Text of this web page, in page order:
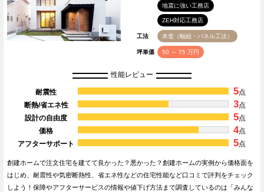
地震に強い工務店
ZEH対応工務店
工法 木造（軸組・パネル工法）
坪単価 50 ～ 75 万円
性能レビュー
耐震性 5点
断熱/省エネ性
3点
設計の自由度
5点
価格
4点
アフターサポート
5点
創建ホームで注文住宅を建てて良かった？悪かった？創建ホームの実例から価格面を
はじめ、耐震性や気密断熱性、省エネ性などの住宅性能など口コミで評判をチェック
しよう！保障やアフターサービスの情報や値下げ方法まで調査しているのは「みんな